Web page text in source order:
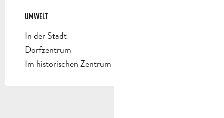
UMWELT
UMWELT
In der Stadt
Dorfzentrum
Im historischen Zentrum